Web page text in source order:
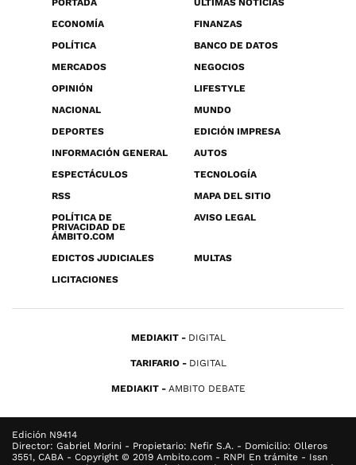
PORTADA
ÚLTIMAS NOTICIAS
ECONOMÍA
FINANZAS
POLÍTICA
BANCO DE DATOS
MERCADOS
NEGOCIOS
OPINIÓN
LIFESTYLE
NACIONAL
MUNDO
DEPORTES
EDICIÓN IMPRESA
INFORMACIÓN GENERAL
AUTOS
ESPECTÁCULOS
TECNOLOGÍA
RSS
MAPA DEL SITIO
POLÍTICA DE
PRIVACIDAD DE
ÁMBITO.COM
AVISO LEGAL
EDICTOS JUDICIALES
MULTAS
LICITACIONES
MEDIAKIT DIGITAL
TARIFARIO DIGITAL
MEDIAKIT AMBITO DEBATE
Edición N9414
Director: Gabriel Morini - Propietario: Nefir S.A. - Domicilio: Olleros
3551, CABA - Copyright © 2019 Ambito.com - RNPI En trámite - Issn